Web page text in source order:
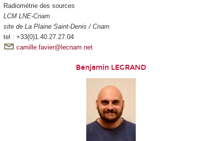
Radiométrie des sources
LCM LNE-Cnam
site de La Plaine Saint-Denis / Cnam
tel : +33(0)1.40.27.27.04
camille.favier@lecnam.net
Benjamin LEGRAND